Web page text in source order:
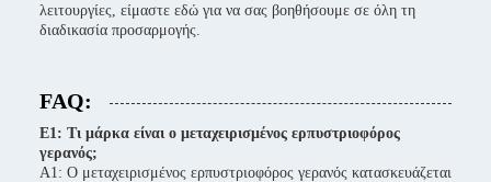
λειτουργίες, είμαστε εδώ για να σας βοηθήσουμε σε όλη τη
διαδικασία προσαρμογής.
FAQ:
Ε1: Τι μάρκα είναι ο μεταχειρισμένος ερπυστριοφόρος
γερανός;
A1: Ο μεταχειρισμένος ερπυστριοφόρος γερανός κατασκευάζεται